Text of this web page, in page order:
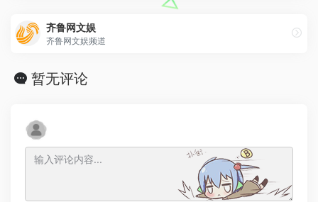
齐鲁网文娱
齐鲁网文娱频道
暂无评论